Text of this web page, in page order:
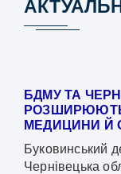
БДМУ ТА
МЕДИЦИНИ Й
Буковинський
Чернівецька